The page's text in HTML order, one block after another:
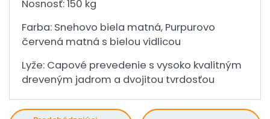
Nosnosť: 150 kg
Farba: Snehovo biela matná, Purpurovo
červená matná s bielou vidlicou
Lyže: Capové prevedenie s vysoko kvalitným
dreveným jadrom a dvojitou tvrdosťou